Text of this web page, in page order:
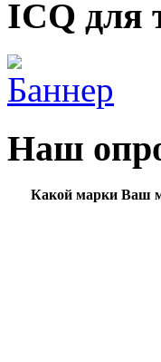
ICQ для
Наш
Какой марки Ваш